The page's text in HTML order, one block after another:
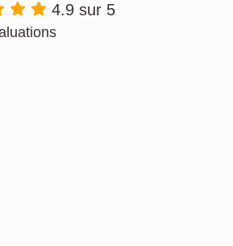
4.9 sur 5